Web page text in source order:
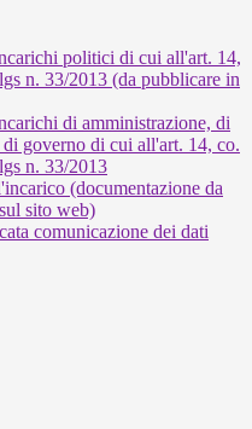
politici di cui all'art. 14,
n. 33/2013 (da pubblicare in
di amministrazione, di
governo di cui all'art. 14, co.
n. 33/2013
(documentazione da
sito web)
comunicazione dei dati